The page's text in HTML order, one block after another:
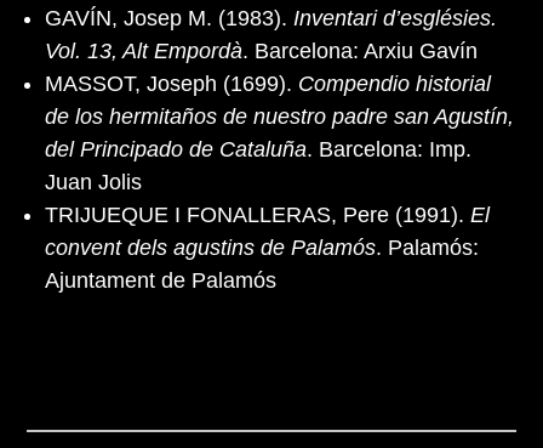
GAVÍN, Josep M. (1983). Inventari d’esglésies.
Vol. 13, Alt Empordà. Barcelona: Arxiu Gavín
MASSOT, Joseph (1699). Compendio historial
de los hermitaños de nuestro padre san Agustín,
del Principado de Cataluña. Barcelona: Imp.
Juan Jolis
TRIJUEQUE I FONALLERAS, Pere (1991). El
convent dels agustins de Palamós. Palamós:
Ajuntament de Palamós